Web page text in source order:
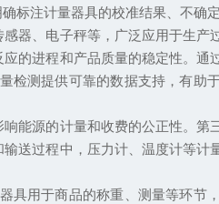
标注计量器具的校准结果、不确定
、电子秤等，广泛应用于生产
的进程和产品质量的稳定性。通
检测提供可靠的数据支持，有助
源的计量和收费的公正性。第
送过程中，压力计、温度计等计
用于商品的称重、测量等环节